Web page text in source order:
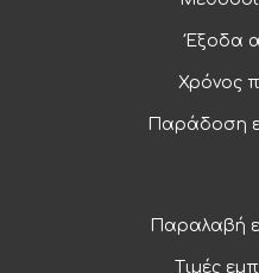
Έξοδα
Χρόνος
Παράδοση
Παραλαβή
Τιμές